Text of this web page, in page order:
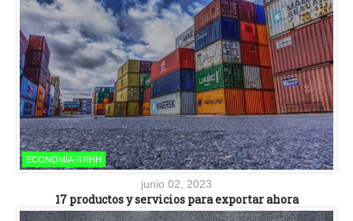
ECONOMÍA-RRHH
junio 02, 2023
17 productos y servicios para exportar ahora